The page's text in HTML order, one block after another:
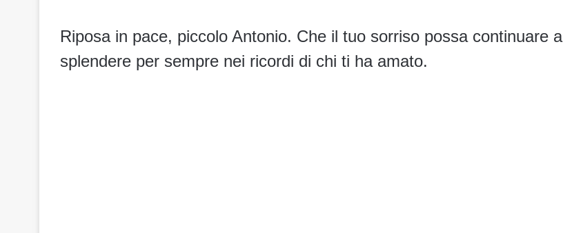
Riposa in pace, piccolo Antonio. Che il tuo sorriso possa continuare a
splendere per sempre nei ricordi di chi ti ha amato.